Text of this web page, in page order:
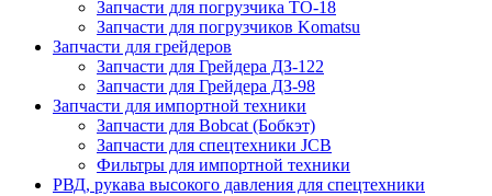
Запчасти для погрузчика ТО-18
Запчасти для погрузчиков Komatsu
Запчасти для грейдеров
Запчасти для Грейдера ДЗ-122
Запчасти для Грейдера ДЗ-98
Запчасти для импортной техники
Запчасти для Bobcat (Бобкэт)
Запчасти для спецтехники JCB
Фильтры для импортной техники
РВД, рукава высокого давления для спецтехники